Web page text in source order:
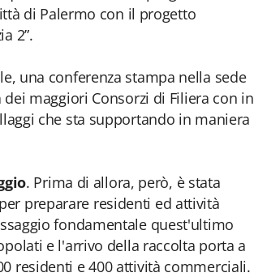
di Palermo con il progetto
2”.
una conferenza stampa nella sede
maggiori Consorzi di Filiera con in
che sta supportando in maniera
. Prima di allora, però, è stata
preparare residenti ed attività
fondamentale quest'ultimo
e l'arrivo della raccolta porta a
residenti e 400 attività commerciali.